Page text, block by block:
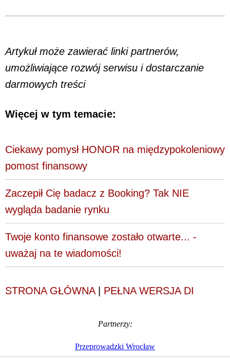
Artykuł może zawierać linki partnerów,
umożliwiające rozwój serwisu i dostarczanie
darmowych treści
Więcej w tym temacie:
Ciekawy pomysł HONOR na międzypokoleniowy
pomost finansowy
Zaczepił Cię badacz z Booking? Tak NIE
wygląda badanie rynku
Twoje konto finansowe zostało otwarte... -
uważaj na te wiadomości!
STRONA GŁÓWNA| PEŁNA WERSJA DI
Partnerzy:
Przeprowadzki Wrocław